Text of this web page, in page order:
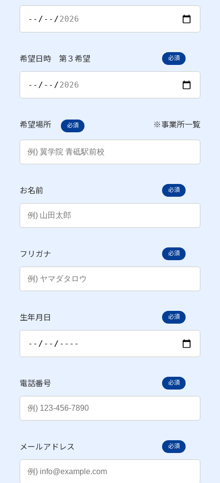
希望日時 第３希望 必須
希望場所 必須 ※事業所一覧
お名前 必須
フリガナ 必須
生年月日 必須
電話番号 必須
メールアドレス 必須